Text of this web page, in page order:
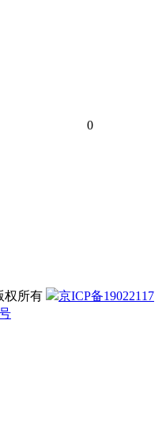
0
权所有
京ICP备19022117